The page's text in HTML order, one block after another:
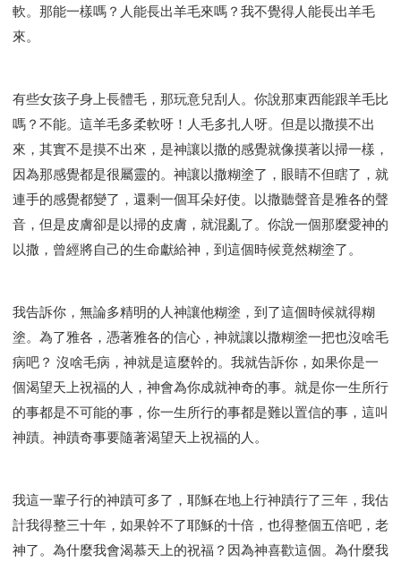
軟。那能一樣嗎？人能長出羊毛來嗎？我不覺得人能長出羊毛
來。
有些女孩子身上長體毛，那玩意兒刮人。你說那東西能跟羊毛比
嗎？不能。這羊毛多柔軟呀！人毛多扎人呀。但是以撒摸不出
來，其實不是摸不出來，是神讓以撒的感覺就像摸著以掃一樣，
因為那感覺都是很屬靈的。神讓以撒糊塗了，眼睛不但瞎了，就
連手的感覺都變了，還剩一個耳朵好使。以撒聽聲音是雅各的聲
音，但是皮膚卻是以掃的皮膚，就混亂了。你說一個那麼愛神的
以撒，曾經將自己的生命獻給神，到這個時候竟然糊塗了。
我告訴你，無論多精明的人神讓他糊塗，到了這個時候就得糊
塗。為了雅各，憑著雅各的信心，神就讓以撒糊塗一把也沒啥毛
病吧？ 沒啥毛病，神就是這麼幹的。我就告訴你，如果你是一
個渴望天上祝福的人，神會為你成就神奇的事。就是你一生所行
的事都是不可能的事，你一生所行的事都是難以置信的事，這叫
神蹟。神蹟奇事要隨著渴望天上祝福的人。
我這一輩子行的神蹟可多了，耶穌在地上行神蹟行了三年，我估
計我得整三十年，如果幹不了耶穌的十倍，也得整個五倍吧，老
神了。為什麼我會渴慕天上的祝福？因為神喜歡這個。為什麼我